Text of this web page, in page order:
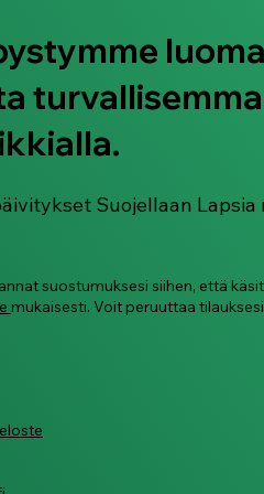
Neurokirjon
ja nuorten
digiturvataitojen
Suojellaan Lapsia
suostumuksesi siihen, että
mukaisesti. Voit peruuttaa